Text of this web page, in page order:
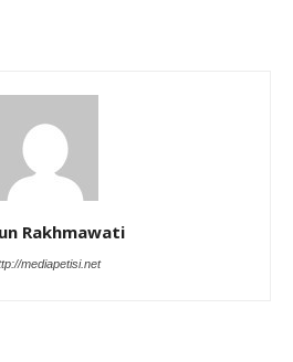
Rakhmawati
mediapetisi.net